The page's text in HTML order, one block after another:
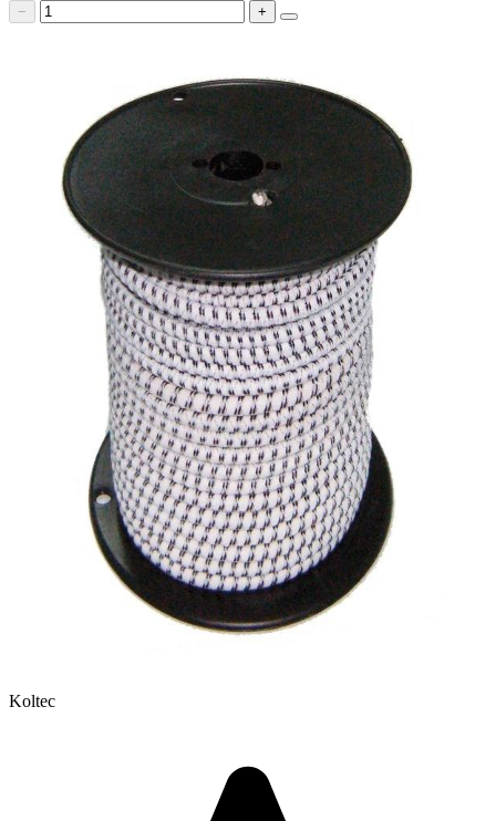
− +
Koltec